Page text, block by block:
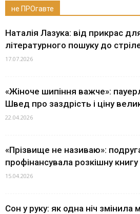
не ПРОгавте
Наталія Лазука: від прикрас
літературного пошуку до
17.07.2026
«Жіноче шипіння важче»:
Швед про заздрість і ціну
22.04.2026
«Прізвище не називаю»:
профінансувала розкішну
15.04.2026
Сон у руку: як одна ніч змінила